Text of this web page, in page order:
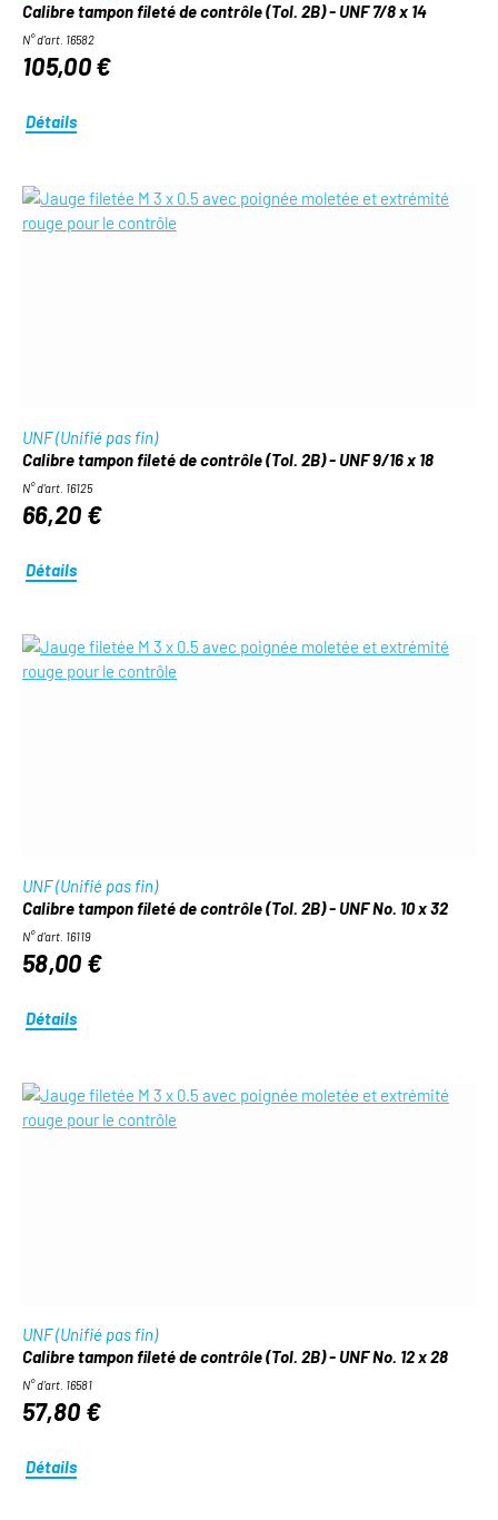
Calibre tampon fileté de contrôle (Tol. 2B) - UNF 7/8 x 14
N° d'art. 16582
105,00 €
Détails
UNF (Unifié pas fin)
Calibre tampon fileté de contrôle (Tol. 2B) - UNF 9/16 x 18
N° d'art. 16125
66,20 €
Détails
UNF (Unifié pas fin)
Calibre tampon fileté de contrôle (Tol. 2B) - UNF No. 10 x 32
N° d'art. 16119
58,00 €
Détails
UNF (Unifié pas fin)
Calibre tampon fileté de contrôle (Tol. 2B) - UNF No. 12 x 28
N° d'art. 16581
57,80 €
Détails